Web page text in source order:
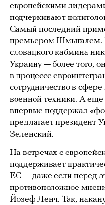
европейскими
подчеркивают
Самый последний
премьером Шмыгалем.
словацкого кабмина
Украину — более того,
в процессе
сотрудничество в
военной техники. А
впервые поддержал
предлагает президент
Зеленский.
На встречах с
поддерживает
ЕС — даже если перед
противоположное
Йозеф Ленч. Так,